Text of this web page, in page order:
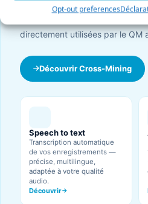
Opt-out preferences
traduction — Cross-Mining
directement utilisées par le QM
Découvrir Cross-Mining
Speech to text
Transcription automatique
de vos enregistrements —
précise, multilingue,
adaptée à votre qualité
audio.
Découvrir